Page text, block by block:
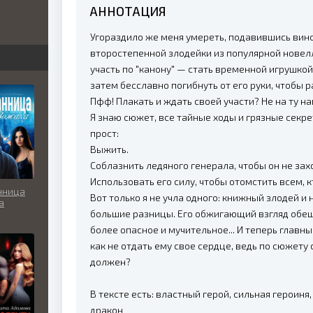
АННОТАЦИЯ
Угораздило же меня умереть, подавившись
второстепенной злодейки из популярной
участь по "канону" — стать временной
затем бесславно погибнуть от его руки, чтобы
Пфф! Плакать и ждать своей участи? Не на ту
Я знаю сюжет, все тайные ходы и грязные
прост:
Выжить.
Соблазнить ледяного генерала, чтобы он не
Использовать его силу, чтобы отомстить всем,
Вот только я не учла одного: книжный злодей
большие разницы. Его обжигающий взгляд
более опасное и мучительное... И теперь
как не отдать ему свое сердце, ведь по
должен?
В тексте есть: властный герой, сильная
дракон